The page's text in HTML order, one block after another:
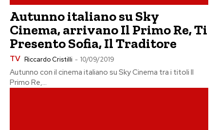
Autunno italiano su Sky
Cinema, arrivano Il Primo Re, Ti
Presento Sofia, Il Traditore
TV Riccardo Cristilli - 10/09/2019
Autunno con il cinema italiano su Sky Cinema tra i titoli Il
Primo Re,...